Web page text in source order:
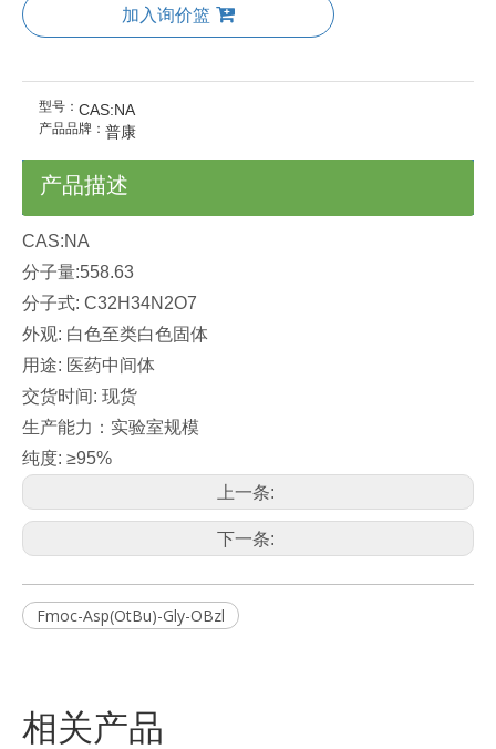
加入询价篮
型号： CAS:NA
产品品牌： 普康
产品描述
CAS:NA
分子量:558.63
分子式: C32H34N2O7
外观: 白色至类白色固体
用途: 医药中间体
交货时间: 现货
生产能力：实验室规模
纯度: ≥95%
上一条:
下一条:
Fmoc-Asp(OtBu)-Gly-OBzl
相关产品